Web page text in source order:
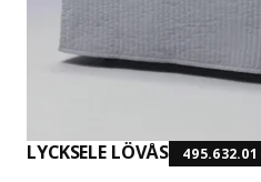
LYCKSELE LÖVÅS 495.632.01